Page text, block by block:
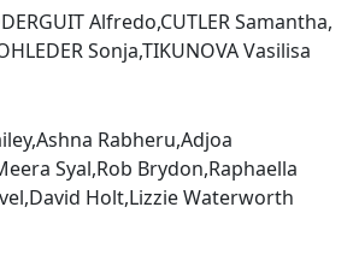
Alfredo,CUTLER Samantha,
Sonja,TIKUNOVA Vasilisa
Rabheru,Adjoa
Syal,Rob Brydon,Raphaella
Holt,Lizzie Waterworth